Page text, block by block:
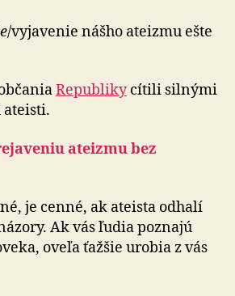
/vyjavenie nášho ateizmu ešte
Republikycítili silnými
ateisti.
ateizmu bez
je cenné, ak ateista odhalí
Ak vás ľudia poznajú
oveľa ťažšie urobia z vás